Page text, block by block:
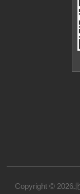
Copyright © 2026